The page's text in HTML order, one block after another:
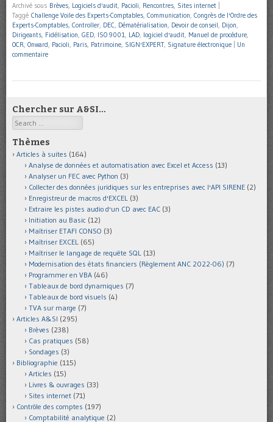
Archivé sous Brèves, Logiciels d'audit, Pacioli, Rencontres, Sites internet
Taggé Challenge Voile des Experts-Comptables, Communication, Congrès de l'Ordre des
Experts-Comptables, Controller, DEC, Dématérialisation, Devoir de conseil, Dijon,
Dirigeants, Fidélisation, GED, ISO 9001, LAD, logiciel d'audit, Manuel de procédure,
OCR, Onward, Pacioli, Paris, Patrimoine, SIGN'EXPERT, Signature électronique
Un
commentaire
Chercher sur A&SI…
Search
Thèmes
Articles à suites (164)
Analyse de données et automatisation avec Excel et Access (13)
Analyser un FEC avec Python (3)
Collecter des données juridiques sur les entreprises avec l'API SIRENE (2)
Enregistreur de macros d'EXCEL (3)
Extraire les pistes audio d'un CD avec EAC (3)
Initiation au Basic (12)
Maîtriser ETAFI CONSO (3)
Maîtriser EXCEL (65)
Maîtriser le langage de requête SQL (13)
Modernisation des états financiers (Règlement ANC 2022-06) (7)
Programmer en VBA (46)
Tableaux de bord dynamiques (7)
Tableaux de bord visuels (4)
TVA sur marge (7)
Articles A&SI (295)
Brèves (238)
Cas pratiques (58)
Sondages (3)
Bibliographie (115)
Articles (15)
Livres & ouvrages (33)
Sites internet (71)
Contrôle des comptes (197)
Comptabilité analytique (2)